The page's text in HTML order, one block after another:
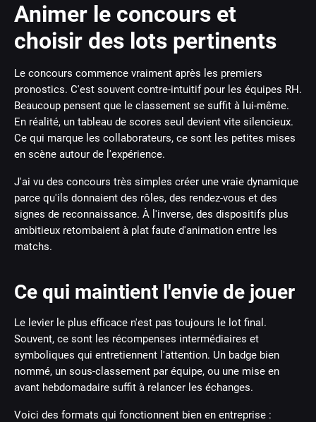
Animer le concours et
choisir des lots pertinents
Le concours commence vraiment après les premiers
pronostics. C'est souvent contre-intuitif pour les équipes RH.
Beaucoup pensent que le classement se suffit à lui-même.
En réalité, un tableau de scores seul devient vite silencieux.
Ce qui marque les collaborateurs, ce sont les petites mises
en scène autour de l'expérience.
J'ai vu des concours très simples créer une vraie dynamique
parce qu'ils donnaient des rôles, des rendez-vous et des
signes de reconnaissance. À l'inverse, des dispositifs plus
ambitieux retombaient à plat faute d'animation entre les
matchs.
Ce qui maintient l'envie de jouer
Le levier le plus efficace n'est pas toujours le lot final.
Souvent, ce sont les récompenses intermédiaires et
symboliques qui entretiennent l'attention. Un badge bien
nommé, un sous-classement par équipe, ou une mise en
avant hebdomadaire suffit à relancer les échanges.
Voici des formats qui fonctionnent bien en entreprise :